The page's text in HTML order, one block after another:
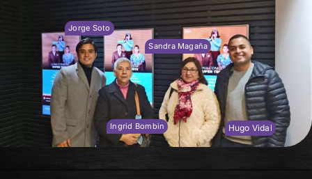
Hugo Vidal
Jorge Soto
Ingrid Bombin
Sandra Magaña